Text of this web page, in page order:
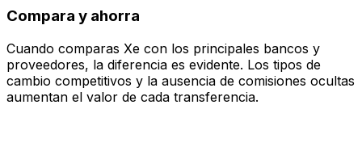
Compara y ahorra
Cuando comparas Xe con los principales bancos y
proveedores, la diferencia es evidente. Los tipos de
cambio competitivos y la ausencia de comisiones ocultas
aumentan el valor de cada transferencia.